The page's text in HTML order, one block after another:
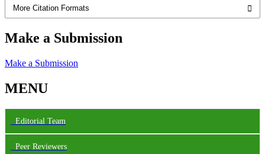
More Citation Formats
Make a Submission
Make a Submission
MENU
Editorial Team
Peer Reviewers